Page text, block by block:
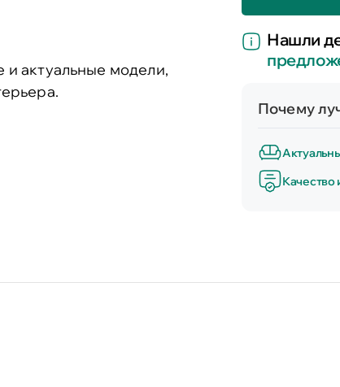
актуальные модели,
Нашли
Почему
Качество